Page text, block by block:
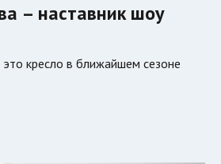
– наставник шоу
кресло в ближайшем сезоне